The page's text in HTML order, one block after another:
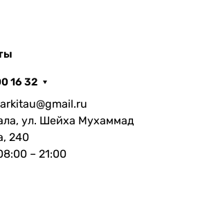
16 32
ул. Шейха Мухаммад
240
– 21:00